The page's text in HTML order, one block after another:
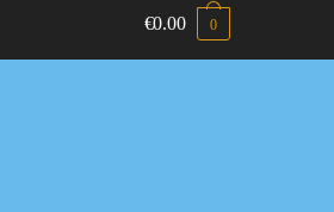
€0.00 0